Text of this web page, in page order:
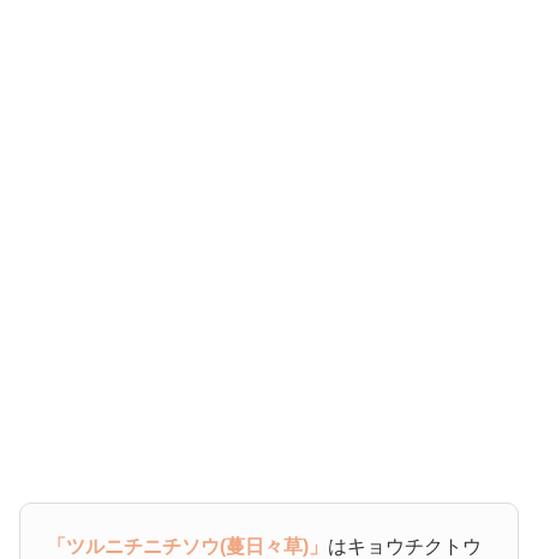
「ツルニチニチソウ(蔓日々草)」 はキョウチクトウ